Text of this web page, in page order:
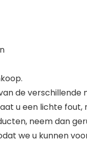
de
u een lichte
neem dan
we u kunnen